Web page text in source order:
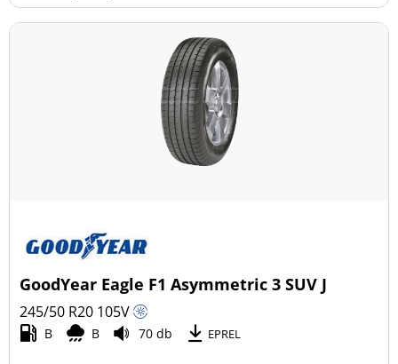
GoodYear Eagle F1 Asymmetric 3 SUV J
245/50 R20 105V
B B 70 db EPREL